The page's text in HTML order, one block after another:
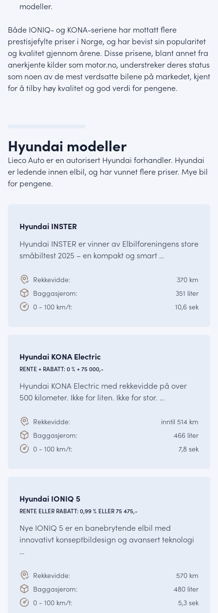
modeller.
Både IONIQ- og KONA-seriene har mottatt flere
prestisjefylte priser i Norge, og har bevist sin popularitet
og kvalitet gjennom årene. Disse prisene, blant annet fra
anerkjente kilder som motor.no, understreker deres status
som noen av de mest verdsatte bilene på markedet, kjent
for å tilby høy kvalitet og god verdi for pengene.
Hyundai modeller
Lieco Auto er en autorisert Hyundai forhandler. Hyundai
er ledende innen elbil, og har vunnet flere priser. Mye bil
for pengene.
Hyundai INSTER
Hyundai INSTER er vinner av Elbilforeningens store
småbiltest 2025 – en kompakt og smart …
Rekkevidde:
370 km
Baggasjerom:
351 liter
0 - 100 km/t:
10,6 sek
Hyundai KONA Electric
RENTE + RABATT: 0 % + 75 000,-
Hyundai KONA Electric med rekkevidde på over
500 kilometer. Ikke for liten. Ikke for stor. …
Rekkevidde:
inntil 514 km
Baggasjerom:
466 liter
0 - 100 km/t:
7,8 sek
Hyundai IONIQ 5
RENTE ELLER RABATT: 0,99 % ELLER 75 475,-
Nye IONIQ 5 er en banebrytende elbil med
innovativt konseptbildesign og avansert teknologi
…
Rekkevidde:
570 km
Baggasjerom:
480 liter
0 - 100 km/t:
5,3 sek